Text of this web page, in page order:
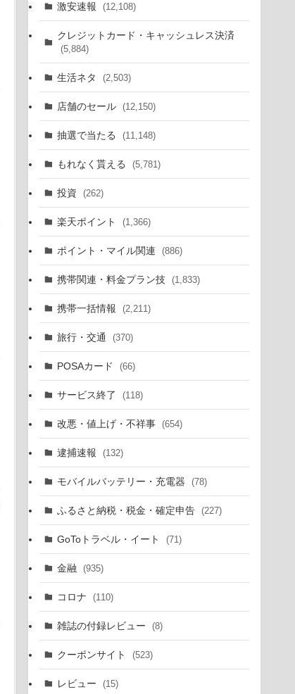
激安速報 (12,108)
クレジットカード・キャッシュレス決済
(5,884)
生活ネタ (2,503)
店舗のセール (12,150)
抽選で当たる (11,148)
もれなく貰える (5,781)
投資 (262)
楽天ポイント (1,366)
ポイント・マイル関連 (886)
携帯関連・料金プラン技 (1,833)
携帯一括情報 (2,211)
旅行・交通 (370)
POSAカード (66)
サービス終了 (118)
改悪・値上げ・不祥事 (654)
逮捕速報 (132)
モバイルバッテリー・充電器 (78)
ふるさと納税・税金・確定申告 (227)
GoToトラベル・イート (71)
金融 (935)
コロナ (110)
雑誌の付録レビュー (8)
クーポンサイト (523)
レビュー (15)